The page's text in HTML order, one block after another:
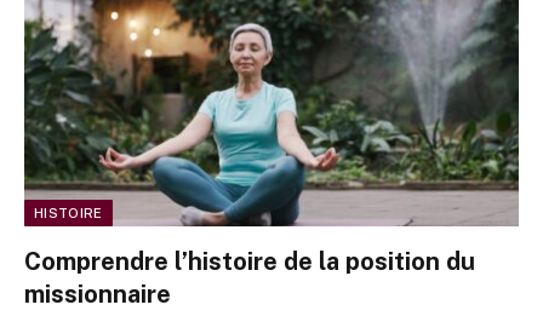
HISTOIRE
Comprendre l’histoire de la position du
missionnaire